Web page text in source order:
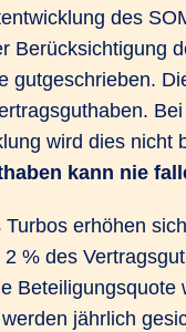
des
Berücksichtigung
gutgeschrieben.
wird dies nicht
kann nie
Turbos erhöhen
% des
Beteiligungsquote
jährlich